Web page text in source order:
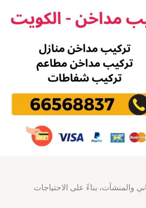
والمنشآت، بناءً على الاحتياجات